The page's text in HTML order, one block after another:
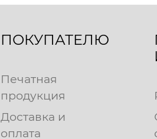
ПОКУПАТЕЛЮ
Печатная
продукция
Доставка и
оплата